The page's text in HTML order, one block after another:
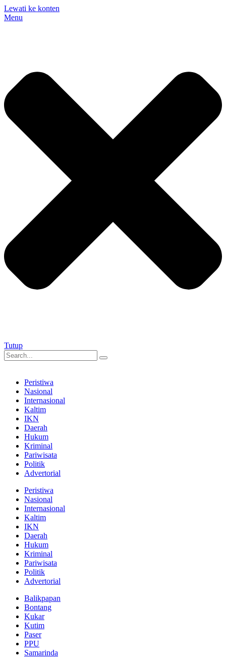
Lewati ke konten
Menu
Tutup
Peristiwa
Nasional
Internasional
Kaltim
IKN
Daerah
Hukum
Kriminal
Pariwisata
Politik
Advertorial
Peristiwa
Nasional
Internasional
Kaltim
IKN
Daerah
Hukum
Kriminal
Pariwisata
Politik
Advertorial
Balikpapan
Bontang
Kukar
Kutim
Paser
PPU
Samarinda